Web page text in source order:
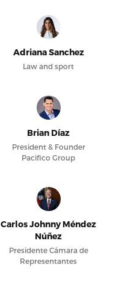
Adriana Sanchez
Law and sport
Brian Díaz
President & Founder
Pacifico Group
Carlos Johnny Méndez
Núñez
Presidente Cámara de
Representantes